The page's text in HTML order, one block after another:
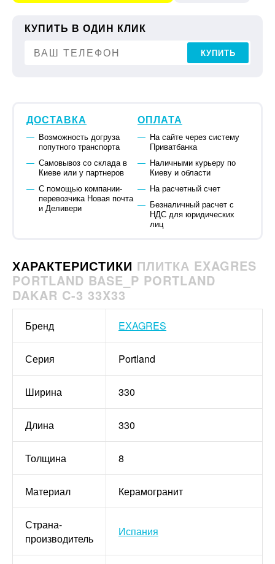
КУПИТЬ В ОДИН КЛИК
КУПИТЬ
ДОСТАВКА
Возможность догруза
попутного транспорта
Самовывоз со склада в
Киеве или у партнеров
С помощью компании-
перевозчика Новая почта
и Деливери
ОПЛАТА
На сайте через систему
Приватбанка
Наличными курьеру по
Киеву и области
На расчетный счет
Безналичный расчет с
НДС для юридических
лиц
ХАРАКТЕРИСТИКИ ПЛИТКА EXAGRES
PORTLAND BASE_P PORTLAND
DAKAR C-3 33X33
Бренд EXAGRES
Серия Portland
Ширина 330
Длина 330
Толщина 8
Материал Керамогранит
Страна-
производитель
Испания